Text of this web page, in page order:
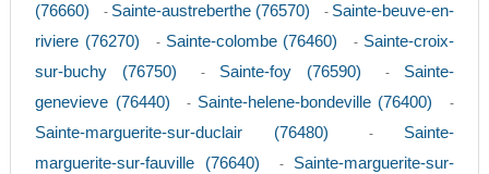
(76660)
- Sainte-austreberthe (76570) - Sainte-beuve-en-
riviere (76270)
- Sainte-colombe (76460) - Sainte-croix-
sur-buchy (76750)
- Sainte-foy (76590) - Sainte-
genevieve (76440)
- Sainte-helene-bondeville (76400) -
Sainte-marguerite-sur-duclair (76480) - Sainte-
marguerite-sur-fauville (76640)
- Sainte-marguerite-sur-